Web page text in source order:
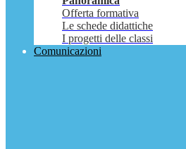
Offerta formativa
Le schede didattiche
I progetti delle classi
Comunicazioni